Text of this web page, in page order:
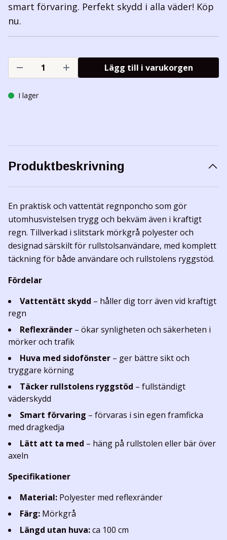
smart förvaring. Perfekt skydd i alla väder! Köp
nu.
Lägg till i varukorgen
I lager
Produktbeskrivning
En praktisk och vattentät regnponcho som gör
utomhusvistelsen trygg och bekväm även i kraftigt
regn. Tillverkad i slitstark mörkgrå polyester och
designad särskilt för rullstolsanvändare, med komplett
täckning för både användare och rullstolens ryggstöd.
Fördelar
Vattentätt skydd – håller dig torr även vid kraftigt
regn
Reflexränder – ökar synligheten och säkerheten i
mörker och trafik
Huva med sidofönster – ger bättre sikt och
tryggare körning
Täcker rullstolens ryggstöd – fullständigt
väderskydd
Smart förvaring – förvaras i sin egen framficka
med dragkedja
Lätt att ta med – häng på rullstolen eller bär över
axeln
Specifikationer
Material: Polyester med reflexränder
Färg: Mörkgrå
Längd utan huva:ca 100 cm